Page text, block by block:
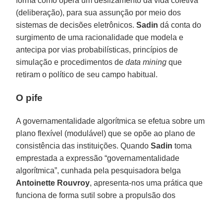
(deliberação), para sua assunção por meio dos
sistemas de decisões eletrônicos.Sadin dá conta do
surgimento de uma racionalidade que modela e
antecipa por vias probabilísticas, princípios de
simulação e procedimentos dedata mining que
retiram o político de seu campo habitual.
O pife
A governamentalidade algorítmica se efetua sobre um
plano flexível (modulável) que se opõe ao plano de
consistência das instituições. QuandoSadin toma
emprestada a expressão “governamentalidade
algorítmica”, cunhada pela pesquisadora belga
Antoinette Rouvroy, apresenta-nos uma prática que
funciona de forma sutil sobre a propulsão dos